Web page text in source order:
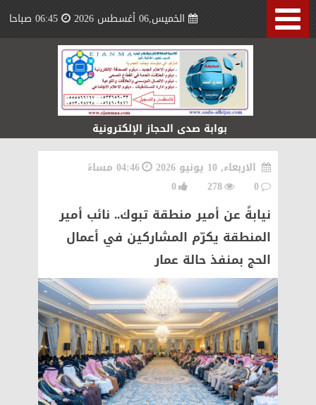
الخميس,06 أغسطس 2026 06:45 صباحا
بوابة صدى الحجاز الإلكترونية
الاربعاء, 10 يونيو 2026
04:46 مساءً
0
278
0
نيابةً عن أمير منطقة تبوك.. نائب أمير
المنطقة يكرّم المشاركين في أعمال
الحج بمنفذ حالة عمار